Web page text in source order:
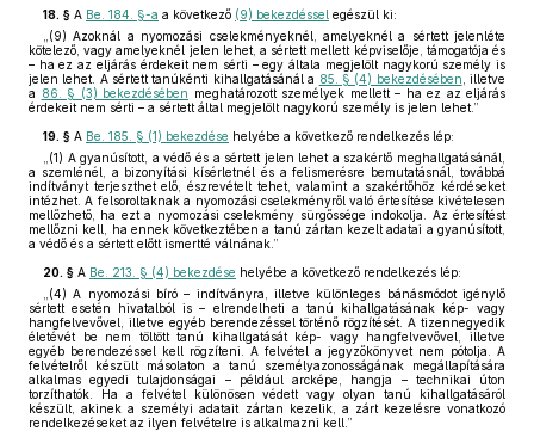
18. § A Be. 184. §-a a következő (9) bekezdéssel egészül ki:
„(9) Azoknál a nyomozási cselekményeknél, amelyeknél a sértett jelenléte
kötelező, vagy amelyeknél jelen lehet, a sértett mellett képviselője, támogatója és
– ha ez az eljárás érdekeit nem sérti – egy általa megjelölt nagykorú személy is
jelen lehet. A sértett tanúkénti kihallgatásánál a 85. § (4) bekezdésében , illetve
a 86. § (3) bekezdésében meghatározott személyek mellett – ha ez az eljárás
érdekeit nem sérti – a sértett által megjelölt nagykorú személy is jelen lehet.”
19. § A Be. 185. § (1) bekezdése helyébe a következő rendelkezés lép:
„(1) A gyanúsított, a védő és a sértett jelen lehet a szakértő meghallgatásánál,
a szemlénél, a bizonyítási kísérletnél és a felismerésre bemutatásnál, továbbá
indítványt terjeszthet elő, észrevételt tehet, valamint a szakértőhöz kérdéseket
intézhet. A felsoroltaknak a nyomozási cselekményről való értesítése kivételesen
mellőzhető, ha ezt a nyomozási cselekmény sürgőssége indokolja. Az értesítést
mellőzni kell, ha ennek következtében a tanú zártan kezelt adatai a gyanúsított,
a védő és a sértett előtt ismertté válnának.”
20. § A Be. 213. § (4) bekezdése helyébe a következő rendelkezés lép:
„(4) A nyomozási bíró – indítványra, illetve különleges bánásmódot igénylő
sértett esetén hivatalból is – elrendelheti a tanú kihallgatásának kép- vagy
hangfelvevővel, illetve egyéb berendezéssel történő rögzítését. A tizennegyedik
életévét be nem töltött tanú kihallgatását kép- vagy hangfelvevővel, illetve
egyéb berendezéssel kell rögzíteni. A felvétel a jegyzőkönyvet nem pótolja. A
felvételről készült másolaton a tanú személyazonosságának megállapítására
alkalmas egyedi tulajdonságai – például arcképe, hangja – technikai úton
torzíthatók. Ha a felvétel különösen védett vagy olyan tanú kihallgatásáról
készült, akinek a személyi adatait zártan kezelik, a zárt kezelésre vonatkozó
rendelkezéseket az ilyen felvételre is alkalmazni kell.”